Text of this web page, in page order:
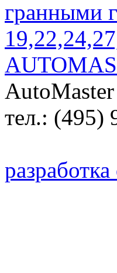
тел.: (495)
разработка